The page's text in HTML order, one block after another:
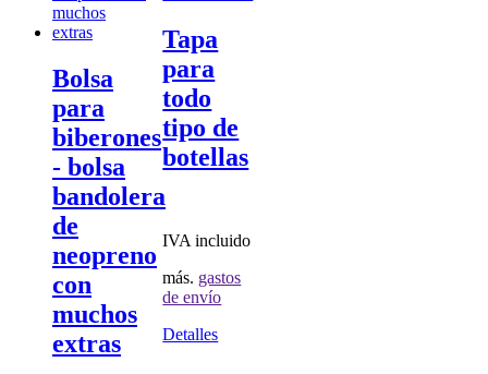
de
producto
la
Bolsa
para
biberones
- bolsa
bandolera
de
neopreno
con
muchos
extras
Tapa
para
todo
tipo de
botellas
IVA incluido
más. gastos
de envío
Detalles